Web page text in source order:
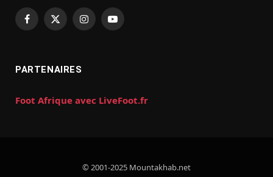
Facebook
X
InstagramYouTube
PARTENAIRES
Foot Afrique avec LiveFoot.fr
© 2001-2025 Mountakhab.net